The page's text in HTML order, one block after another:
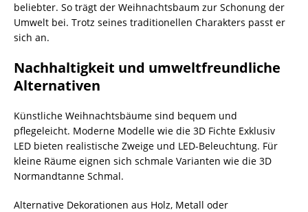
beliebter. So trägt der Weihnachtsbaum zur Schonung der
Umwelt bei. Trotz seines traditionellen Charakters passt er
sich an.
Nachhaltigkeit und umweltfreundliche
Alternativen
Künstliche Weihnachtsbäume sind bequem und
pflegeleicht. Moderne Modelle wie die 3D Fichte Exklusiv
LED bieten realistische Zweige und LED-Beleuchtung. Für
kleine Räume eignen sich schmale Varianten wie die 3D
Normandtanne Schmal.
Alternative Dekorationen aus Holz, Metall oder